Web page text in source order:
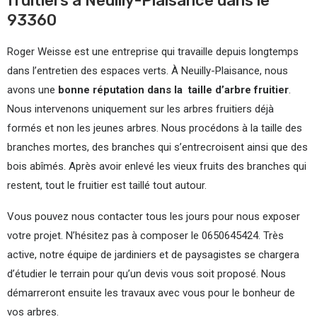
93360
Roger Weisse est une entreprise qui travaille depuis longtemps
dans l’entretien des espaces verts. À Neuilly-Plaisance, nous
avons une bonne réputation dans la taille d’arbre fruitier.
Nous intervenons uniquement sur les arbres fruitiers déjà
formés et non les jeunes arbres. Nous procédons à la taille des
branches mortes, des branches qui s’entrecroisent ainsi que des
bois abîmés. Après avoir enlevé les vieux fruits des branches qui
restent, tout le fruitier est taillé tout autour.
Vous pouvez nous contacter tous les jours pour nous exposer
votre projet. N’hésitez pas à composer le 0650645424. Très
active, notre équipe de jardiniers et de paysagistes se chargera
d’étudier le terrain pour qu’un devis vous soit proposé. Nous
démarreront ensuite les travaux avec vous pour le bonheur de
vos arbres.